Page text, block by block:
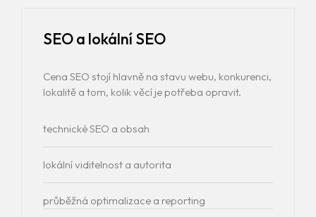
SEO a lokální SEO
Cena SEO stojí hlavně na stavu webu, konkurenci,
lokalitě a tom, kolik věcí je potřeba opravit.
technické SEO a obsah
lokální viditelnost a autorita
průběžná optimalizace a reporting